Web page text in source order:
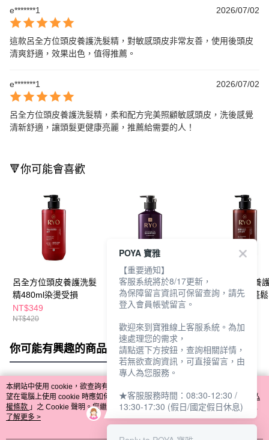
e*******1
2026/07/02
這款呂全方位頭皮養護洗髮精，對敏感頭皮非常友善，使用後頭皮
清爽舒適，效果出色，值得推薦。
e*******1 2026/07/02
呂全方位頭皮養護洗髮精，柔和配方完美照顧敏感頭皮，洗後感覺
清新舒適，讓頭髮更健康亮麗，推薦給需要的人！
🔻你可能會喜歡
呂全方位頭皮養護洗髮
精480ml染燙受損
NT$349
NT$420
呂 滋養韌髮洗髮精
400ml敏感性頭皮適用
NT$420
呂全方位頭皮養
精480ml豐盈蓬鬆
你可能有興趣的商品 全站排行
熱門標籤
本網站中使用 cookie，欲查詢有關本網站使用 cookie 方式之詳情，及若您不希
望在電腦上使用 cookie 時應如何變更電腦的 cookie 設定，請參閱本網站「
隱私
權條款 」之 Cookie 聲明。您繼續使用本網站即表示您同意本公司得按本網站使
用條款之 Cookie 聲明使用 cookie。
了解更多 >
POYA 寶雅
【重要通知】
客服系統將於8/17更新，
為保障留言資訊可保留查詢，請先
登入會員帳號留言。
歡迎來到寶雅線上客服系統。為加
速處理您的需求，
請點選下方按鈕，查詢相關詳情，
若無欲查詢資訊，可直接留言，由
專人為您服務。
★客服服務時間：08:30-12:30 /
13:30-17:30 (假日/國定假日休息)